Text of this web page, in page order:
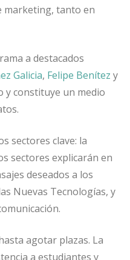
marketing, tanto en
a destacados
Galicia, Felipe Benítez y
y constituye un medio
sectores clave: la
sectores explicarán en
deseados a los
Nuevas Tecnologías, y
agotar plazas. La
a estudiantes y